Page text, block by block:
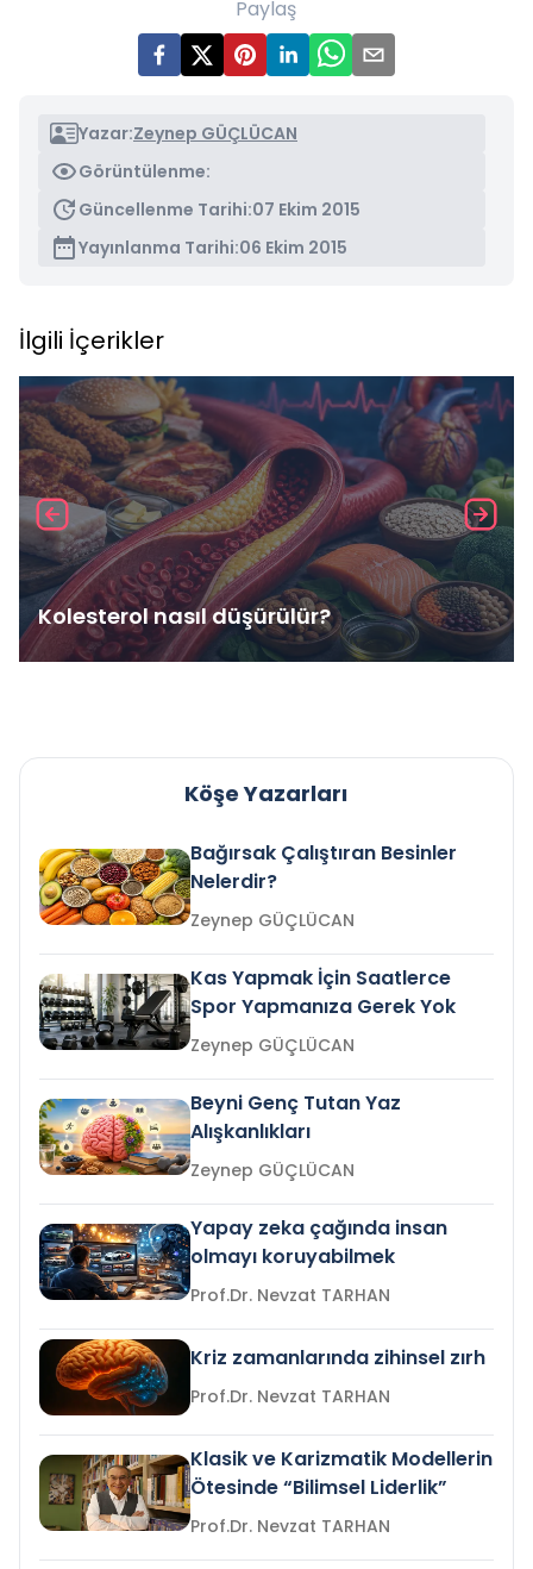
Paylaş
Yazar:Zeynep GÜÇLÜCAN
Görüntülenme:
Güncellenme Tarihi:07 Ekim 2015
Yayınlanma Tarihi:06 Ekim 2015
İlgili İçerikler
Kolesterol nasıl düşürülür?
Köşe Yazarları
Bağırsak Çalıştıran Besinler
Nelerdir?
Zeynep GÜÇLÜCAN
Kas Yapmak İçin Saatlerce
Spor Yapmanıza Gerek Yok
Zeynep GÜÇLÜCAN
Beyni Genç Tutan Yaz
Alışkanlıkları
Zeynep GÜÇLÜCAN
Yapay zeka çağında insan
olmayı koruyabilmek
Prof.Dr. Nevzat TARHAN
Kriz zamanlarında zihinsel zırh
Prof.Dr. Nevzat TARHAN
Klasik ve Karizmatik Modellerin
Ötesinde “Bilimsel Liderlik”
Prof.Dr. Nevzat TARHAN